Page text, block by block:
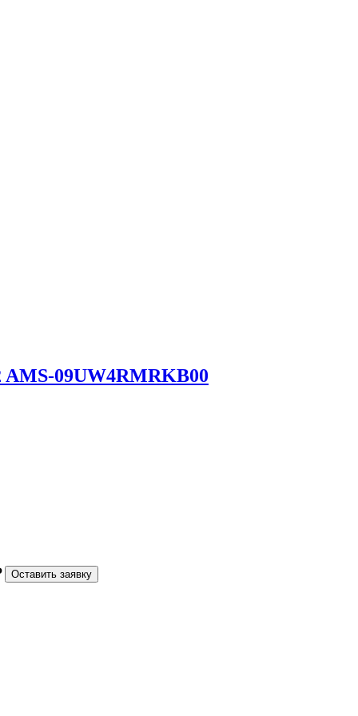
AMS-09UW4RMRKB00
Оставить заявку